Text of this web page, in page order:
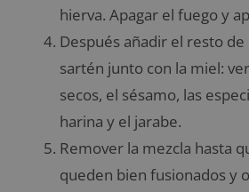
hierva. Apagar el fuego y
Después añadir el resto
sartén junto con la miel:
secos, el sésamo, las
harina y el jarabe.
Remover la mezcla hasta
queden bien fusionados y